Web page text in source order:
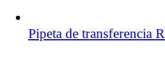
Pipeta de transferencia